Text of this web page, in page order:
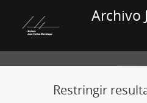
Archivo
Restringir